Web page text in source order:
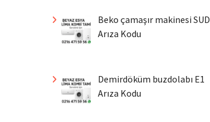
Beko çamaşır makinesi SUD
Arıza Kodu
Demirdöküm buzdolabı E1
Arıza Kodu